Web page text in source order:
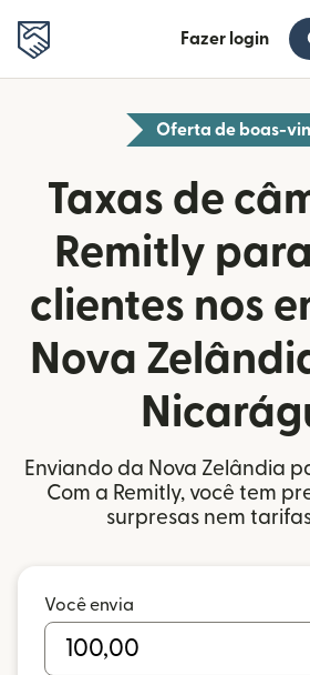
Fazer login
Oferta de boas-
Taxas de
Remitly
clientes nos
Nova
Enviando da Nova Zelândia
Com a Remitly, você tem
surpresas nem
Você envia